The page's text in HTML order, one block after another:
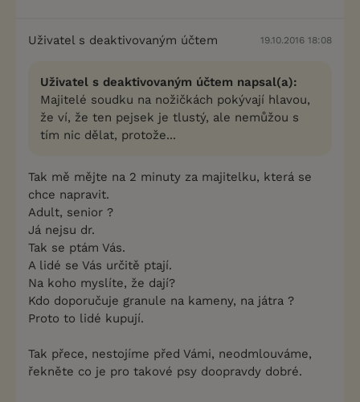
Uživatel s deaktivovaným účtem 19.10.2016 18:08
Uživatel s deaktivovaným účtem napsal(a):
Majitelé soudku na nožičkách pokývají hlavou,
že ví, že ten pejsek je tlustý, ale nemůžou s
tím nic dělat, protože...
Tak mě mějte na 2 minuty za majitelku, která se
chce napravit.
Adult, senior ?
Já nejsu dr.
Tak se ptám Vás.
A lidé se Vás určitě ptají.
Na koho myslíte, že dají?
Kdo doporučuje granule na kameny, na játra ?
Proto to lidé kupují.
Tak přece, nestojíme před Vámi, neodmlouváme,
řekněte co je pro takové psy doopravdy dobré.